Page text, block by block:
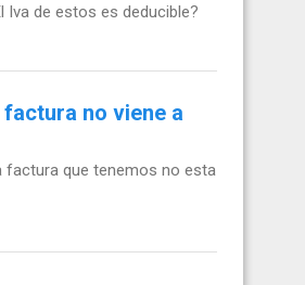
Iva de estos es deducible?
no viene a
factura que tenemos no esta